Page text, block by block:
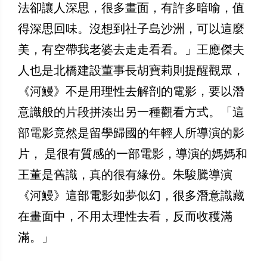
法卻讓人深思，很多畫面，有許多暗喻，值
得深思回味。沒想到社子島沙洲，可以這麼
美，有空帶我老婆去走走看看。」王應傑夫
人也是北橋建設董事長胡寶莉則提醒觀眾，
《河鰻》不是用理性去解剖的電影，要以潛
意識般的片段拼湊出另一種觀看方式。「這
部電影竟然是留學歸國的年輕人所導演的影
片， 是很有質感的一部電影，導演的媽媽和
王董是舊識，真的很有緣份。朱駿騰導演
《河鰻》這部電影如夢似幻，很多潛意識藏
在畫面中，不用太理性去看，反而收穫滿
滿。」